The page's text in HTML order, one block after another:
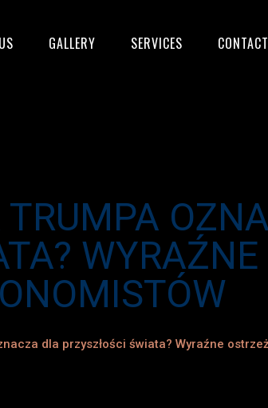
GALLERY SERVICES
TRUMPA
dla przyszłości świata? Wyraźne